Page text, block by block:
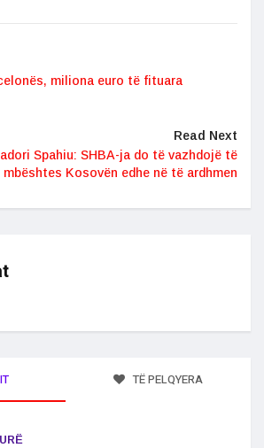
miliona euro të fituara
Read Next
Spahiu: SHBA-ja do të vazhdojë të
mbështes Kosovën edhe në të ardhmen
TË PELQYERA